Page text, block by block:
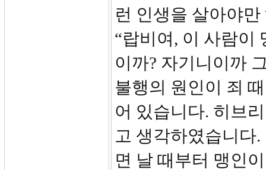
런 인생을 살아야
“랍비여, 이 사람이
이까? 자기니이까
불행의 원인이 죄
어 있습니다. 히브
고 생각하였습니다
면 날 때부터 맹인